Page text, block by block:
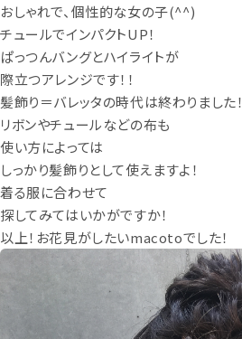
おしゃれで、個性的な女の子(^^)
チュールでインパクトUP！
ぱっつんバングとハイライトが
際立つアレンジです！！
髪飾り＝バレッタの時代は終わりました！
リボンやチュールなどの布も
使い方によっては
しっかり髪飾りとして使えますよ！
着る服に合わせて
探してみてはいかがですか！
以上！お花見がしたいmacotoでした！